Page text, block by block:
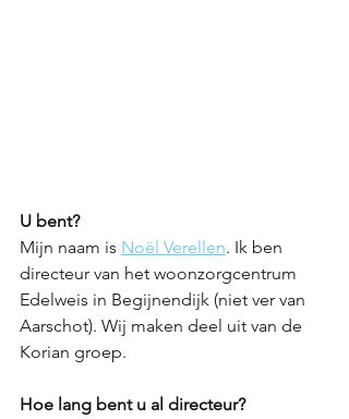
U bent?
Mijn naam is Noël Verellen. Ik ben
directeur van het woonzorgcentrum
Edelweis in Begijnendijk (niet ver van
Aarschot). Wij maken deel uit van de
Korian groep.
Hoe lang bent u al directeur?